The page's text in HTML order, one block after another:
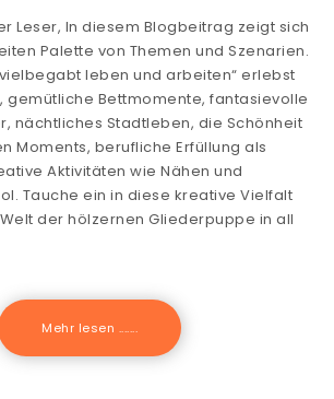
Leser, In diesem Blogbeitrag zeigt sich
Palette von Themen und Szenarien.
leben und arbeiten“ erlebst
gemütliche Bettmomente, fantasievolle
nächtliches Stadtleben, die Schönheit
Moments, berufliche Erfüllung als
Aktivitäten wie Nähen und
Tauche ein in diese kreative Vielfalt
der hölzernen Gliederpuppe in all
Mehr lesen .......